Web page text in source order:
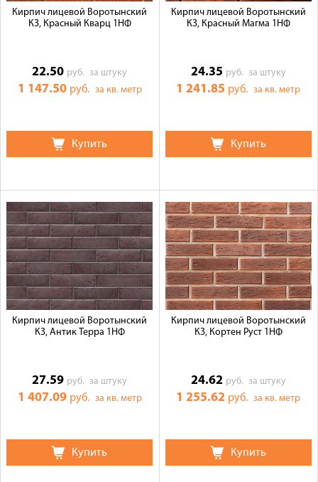
Кирпич лицевой Воротынский
КЗ, Красный Кварц 1НФ
22.50 руб.за штуку
1 147.50 руб. за кв. метр
Купить
Кирпич лицевой Воротынский
КЗ, Красный Магма 1НФ
24.35 руб. за штуку
1 241.85 руб.за кв. метр
Купить
Кирпич лицевой Воротынский
КЗ, Антик Терра 1НФ
27.59 руб.за штуку
1 407.09 руб. за кв. метр
Купить
Кирпич лицевой Воротынский
КЗ, Кортен Руст 1НФ
24.62 руб. за штуку
1 255.62 руб.за кв. метр
Купить